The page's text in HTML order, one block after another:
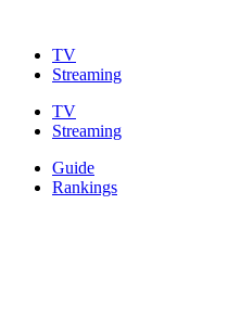
springenTV
Streaming
TV
Streaming
Guide
Rankings